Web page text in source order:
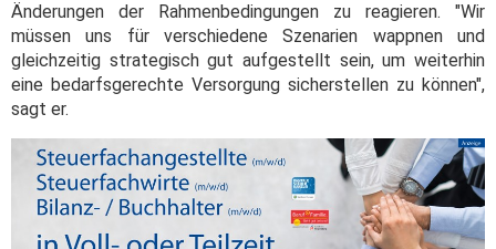
Änderungen der Rahmenbedingungen zu reagieren. "Wir
müssen uns für verschiedene Szenarien wappnen und
gleichzeitig strategisch gut aufgestellt sein, um weiterhin
eine bedarfsgerechte Versorgung sicherstellen zu können",
sagt er.